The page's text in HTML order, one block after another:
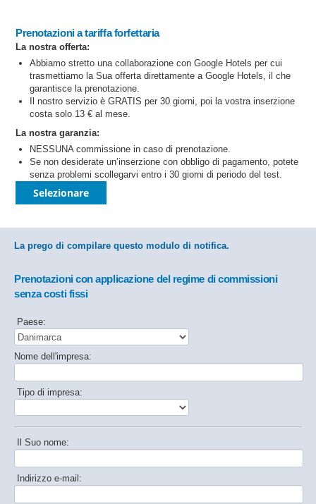
Prenotazioni a tariffa forfettaria
La nostra offerta:
Abbiamo stretto una collaborazione con Google Hotels per cui
trasmettiamo la Sua offerta direttamente a Google Hotels, il che
garantisce la prenotazione.
Il nostro servizio è GRATIS per 30 giorni, poi la vostra inserzione
costa solo 13 € al mese.
La nostra garanzia:
NESSUNA commissione in caso di prenotazione.
Se non desiderate un’inserzione con obbligo di pagamento, potete
senza problemi scollegarvi entro i 30 giorni di periodo del test.
Selezionare
La prego di compilare questo modulo di notifica.
Prenotazioni con applicazione del regime di commissioni
senza costi fissi
Paese:
Nome dell'impresa:
Tipo di impresa:
Il Suo nome:
Indirizzo e-mail: